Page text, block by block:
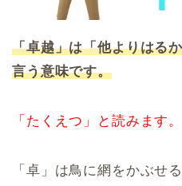
「卓越」は「他よりはる
言う意味です。
「たくえつ」と読みます。
「卓」は鳥に網をかぶせ